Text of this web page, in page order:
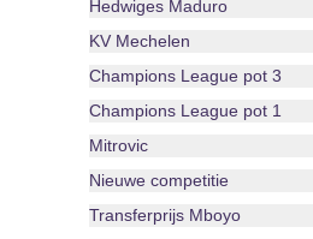
Hedwiges Maduro
KV Mechelen
Champions League pot 3
Champions League pot 1
Mitrovic
Nieuwe competitie
Transferprijs Mboyo